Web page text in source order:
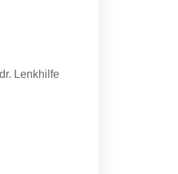
Lenkhilfe